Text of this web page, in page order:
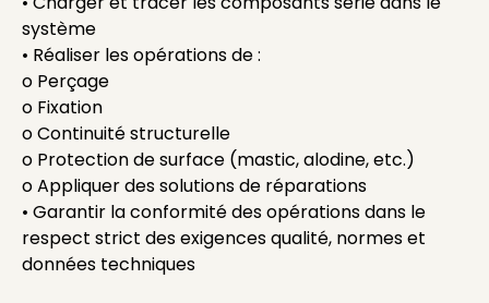
système
• Réaliser les opérations de :
o Perçage
o Fixation
o Continuité structurelle
o Protection de surface (mastic, alodine, etc.)
o Appliquer des solutions de réparations
• Garantir la conformité des opérations dans le
respect strict des exigences qualité, normes et
données techniques